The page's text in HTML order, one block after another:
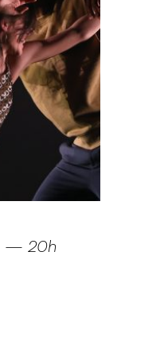
— 20h